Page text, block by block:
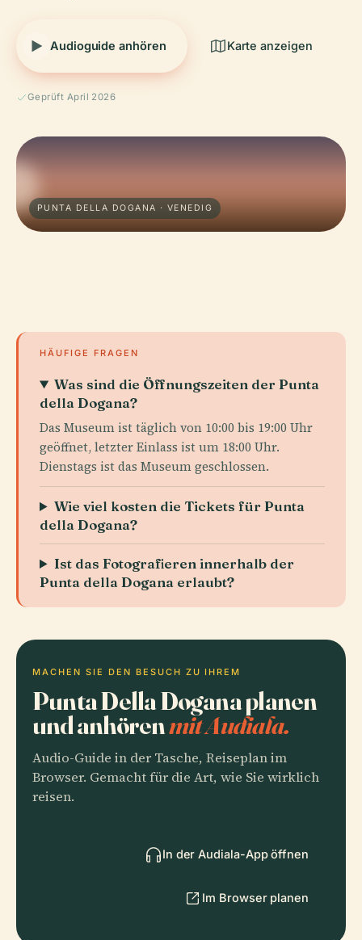
Audioguide anhören Karte anzeigen
Geprüft April 2026
PUNTA DELLA DOGANA · VENEDIG
HÄUFIGE FRAGEN
Was sind die Öffnungszeiten der Punta
della Dogana?
Das Museum ist täglich von 10:00 bis 19:00 Uhr
geöffnet, letzter Einlass ist um 18:00 Uhr.
Dienstags ist das Museum geschlossen.
Wie viel kosten die Tickets für Punta
della Dogana?
Ist das Fotografieren innerhalb der
Punta della Dogana erlaubt?
MACHEN SIE DEN BESUCH ZU IHREM
Punta Della Dogana planen
und anhörenmit Audiala.
Audio-Guide in der Tasche, Reiseplan im
Browser. Gemacht für die Art, wie Sie wirklich
reisen.
In der Audiala-App öffnen
Im Browser planen